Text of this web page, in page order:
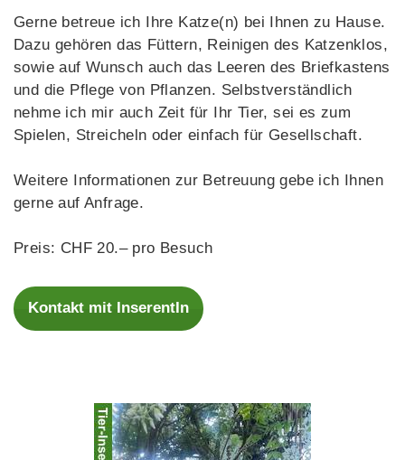
Gerne betreue ich Ihre Katze(n) bei Ihnen zu Hause.
Dazu gehören das Füttern, Reinigen des Katzenklos,
sowie auf Wunsch auch das Leeren des Briefkastens
und die Pflege von Pflanzen. Selbstverständlich
nehme ich mir auch Zeit für Ihr Tier, sei es zum
Spielen, Streicheln oder einfach für Gesellschaft.
Weitere Informationen zur Betreuung gebe ich Ihnen
gerne auf Anfrage.
Preis: CHF 20.– pro Besuch
Kontakt mit InserentIn